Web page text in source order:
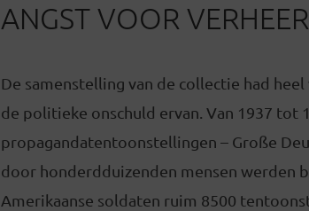
ANGST VOOR
De samenstelling van de collectie had
de politieke onschuld ervan. Van 1937 tot
propagandatentoonstellingen – Große
door honderdduizenden mensen werden
Amerikaanse soldaten ruim 8500